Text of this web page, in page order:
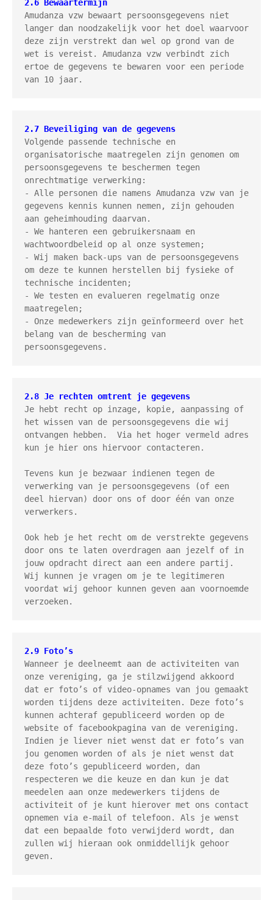
2.6 Bewaartermijn
Amudanza vzw bewaart persoonsgegevens niet
langer dan noodzakelijk voor het doel waarvoor
deze zijn verstrekt dan wel op grond van de
wet is vereist. Amudanza vzw verbindt zich
ertoe de gegevens te bewaren voor een periode
van 10 jaar.
2.7 Beveiliging van de gegevens
Volgende passende technische en
organisatorische maatregelen zijn genomen om
persoonsgegevens te beschermen tegen
onrechtmatige verwerking:
- Alle personen die namens Amudanza vzw van je
gegevens kennis kunnen nemen, zijn gehouden
aan geheimhouding daarvan.
- We hanteren een gebruikersnaam en
wachtwoordbeleid op al onze systemen;
- Wij maken back-ups van de persoonsgegevens
om deze te kunnen herstellen bij fysieke of
technische incidenten;
- We testen en evalueren regelmatig onze
maatregelen;
- Onze medewerkers zijn geïnformeerd over het
belang van de bescherming van
persoonsgegevens.
2.8 Je rechten omtrent je gegevens
Je hebt recht op inzage, kopie, aanpassing of
het wissen van de persoonsgegevens die wij
ontvangen hebben.  Via het hoger vermeld adres
kun je hier ons hiervoor contacteren.
Tevens kun je bezwaar indienen tegen de
verwerking van je persoonsgegevens (of een
deel hiervan) door ons of door één van onze
verwerkers.
Ook heb je het recht om de verstrekte gegevens
door ons te laten overdragen aan jezelf of in
jouw opdracht direct aan een andere partij.
Wij kunnen je vragen om je te legitimeren
voordat wij gehoor kunnen geven aan voornoemde
verzoeken.
2.9 Foto’s
Wanneer je deelneemt aan de activiteiten van
onze vereniging, ga je stilzwijgend akkoord
dat er foto’s of video-opnames van jou gemaakt
worden tijdens deze activiteiten. Deze foto’s
kunnen achteraf gepubliceerd worden op de
website of facebookpagina van de vereniging.
Indien je liever niet wenst dat er foto’s van
jou genomen worden of als je niet wenst dat
deze foto’s gepubliceerd worden, dan
respecteren we die keuze en dan kun je dat
meedelen aan onze medewerkers tijdens de
activiteit of je kunt hierover met ons contact
opnemen via e-mail of telefoon. Als je wenst
dat een bepaalde foto verwijderd wordt, dan
zullen wij hieraan ook onmiddellijk gehoor
geven.